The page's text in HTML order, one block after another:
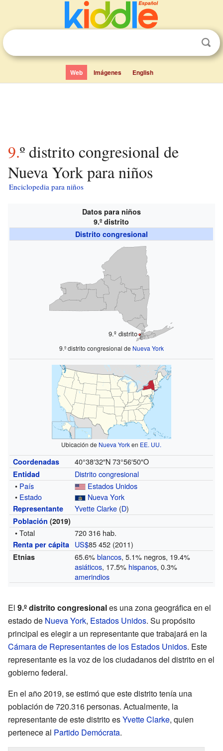
Web Imágenes English
9.º distrito congresional de
Nueva York para niños
Enciclopedia para niños
Datos para niños
9.º distrito
Distrito congresional
9.º distrito
9.º distrito congresional de Nueva York
Ubicación de Nueva Yorken EE. UU.
Coordenadas 40°38′32″N 73°56′50″O
Entidad
Distrito congresional
• País
Estados Unidos
• Estado Nueva York
Representante Yvette Clarke (D)
Población (2019)
• Total 720 316 hab.
Renta per cápita US$85 452 (2011)
Etnias 65.6%blancos, 5.1% negros, 19.4%
asiáticos, 17.5% hispanos, 0.3%
amerindios
El 9.º distrito congresionales una zona geográfica en el
estado de Nueva York, Estados Unidos. Su propósito
principal es elegir a un representante que trabajará en la
Cámara de Representantes de los Estados Unidos. Este
representante es la voz de los ciudadanos del distrito en el
gobierno federal.
En el año 2019, se estimó que este distrito tenía una
población de 720.316 personas. Actualmente, la
representante de este distrito esYvette Clarke, quien
pertenece al Partido Demócrata.